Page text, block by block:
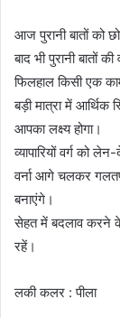
आज पुरानी बातों को
बाद भी पुरानी बातों
फिलहाल किसी एक
बड़ी मात्रा में आर्थिक
आपका लक्ष्य होगा।
व्यापारियों वर्ग को
वर्ना आगे चलकर
बनाएंगे।
सेहत में बदलाव करने के
रहें।
लकी कलर : पीला